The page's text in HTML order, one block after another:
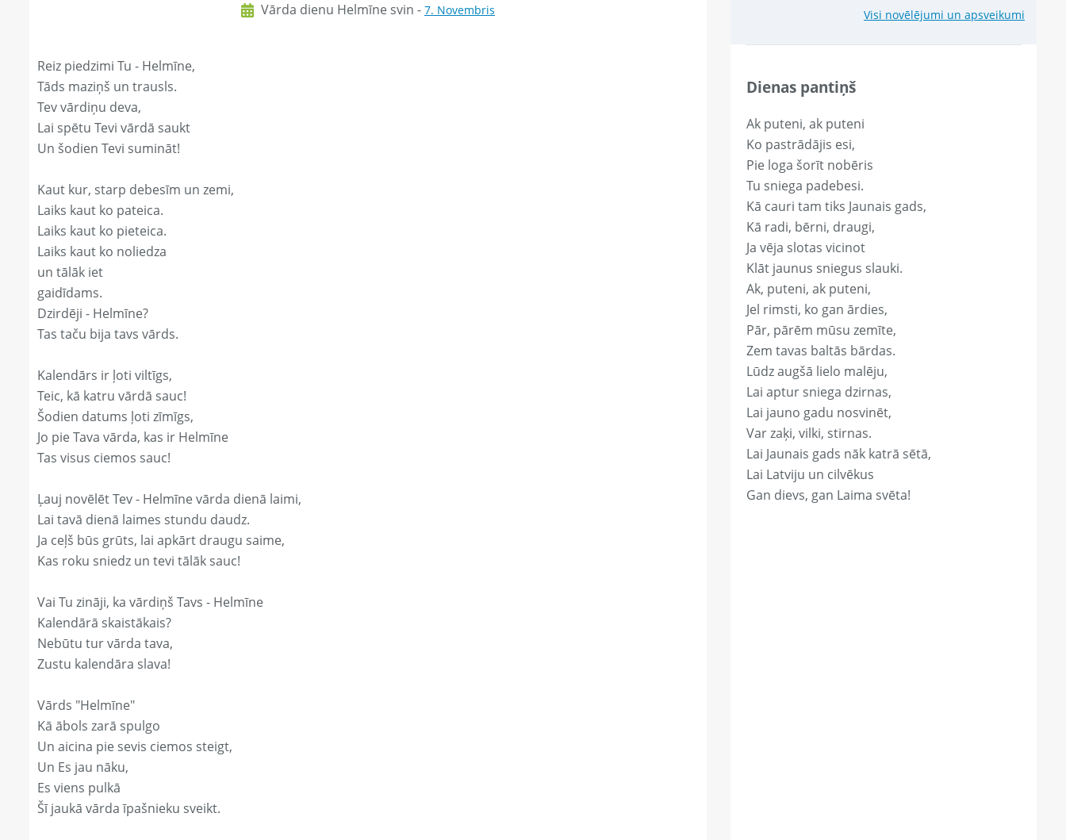
Vārda dienu Helmīne svin - 7. Novembris
Reiz piedzimi Tu - Helmīne,
Tāds maziņš un trausls.
Tev vārdiņu deva,
Lai spētu Tevi vārdā saukt
Un šodien Tevi sumināt!
Kaut kur, starp debesīm un zemi,
Laiks kaut ko pateica.
Laiks kaut ko pieteica.
Laiks kaut ko noliedza
un tālāk iet
gaidīdams.
Dzirdēji - Helmīne?
Tas taču bija tavs vārds.
Kalendārs ir ļoti viltīgs,
Teic, kā katru vārdā sauc!
Šodien datums ļoti zīmīgs,
Jo pie Tava vārda, kas ir Helmīne
Tas visus ciemos sauc!
Ļauj novēlēt Tev - Helmīne vārda dienā laimi,
Lai tavā dienā laimes stundu daudz.
Ja ceļš būs grūts, lai apkārt draugu saime,
Kas roku sniedz un tevi tālāk sauc!
Vai Tu zināji, ka vārdiņš Tavs - Helmīne
Kalendārā skaistākais?
Nebūtu tur vārda tava,
Zustu kalendāra slava!
Vārds "Helmīne"
Kā ābols zarā spulgo
Un aicina pie sevis ciemos steigt,
Un Es jau nāku,
Es viens pulkā
Šī jaukā vārda īpašnieku sveikt.
Visi novēlējumi un apsveikumi
Dienas pantiņš
Ak puteni, ak puteni
Ko pastrādājis esi,
Pie loga šorīt nobēris
Tu sniega padebesi.
Kā cauri tam tiks Jaunais gads,
Kā radi, bērni, draugi,
Ja vēja slotas vicinot
Klāt jaunus sniegus slauki.
Ak, puteni, ak puteni,
Jel rimsti, ko gan ārdies,
Pār, pārēm mūsu zemīte,
Zem tavas baltās bārdas.
Lūdz augšā lielo malēju,
Lai aptur sniega dzirnas,
Lai jauno gadu nosvinēt,
Var zaķi, vilki, stirnas.
Lai Jaunais gads nāk katrā sētā,
Lai Latviju un cilvēkus
Gan dievs, gan Laima svēta!